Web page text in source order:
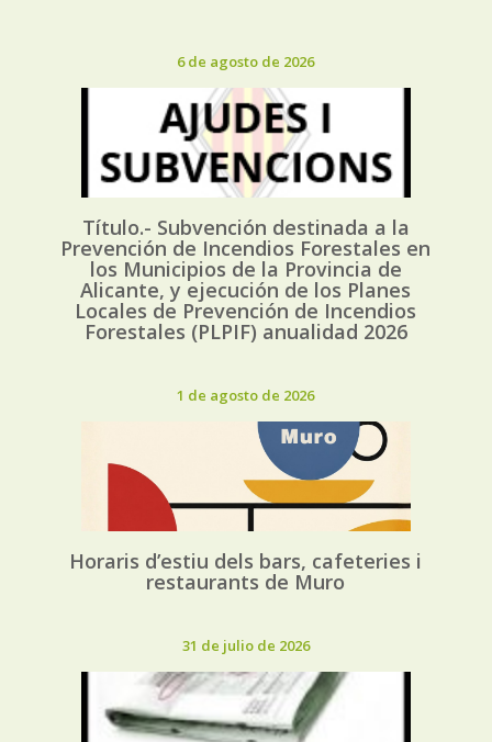
6 de agosto de 2026
Título.- Subvención destinada a la
Prevención de Incendios Forestales en
los Municipios de la Provincia de
Alicante, y ejecución de los Planes
Locales de Prevención de Incendios
Forestales (PLPIF) anualidad 2026
1 de agosto de 2026
Horaris d’estiu dels bars, cafeteries i
restaurants de Muro
31 de julio de 2026